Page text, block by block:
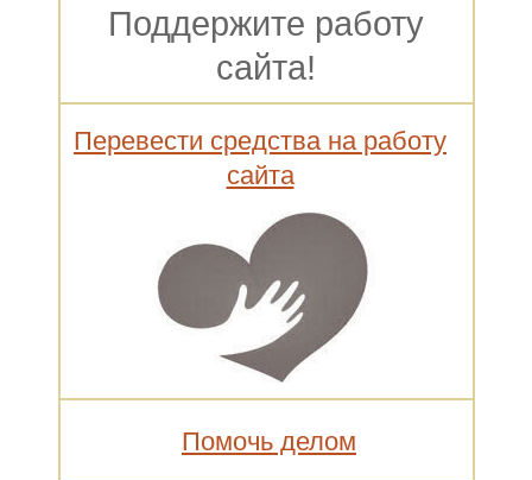
Поддержите работу
сайта!
Перевести средства на работу
сайта
Помочь делом